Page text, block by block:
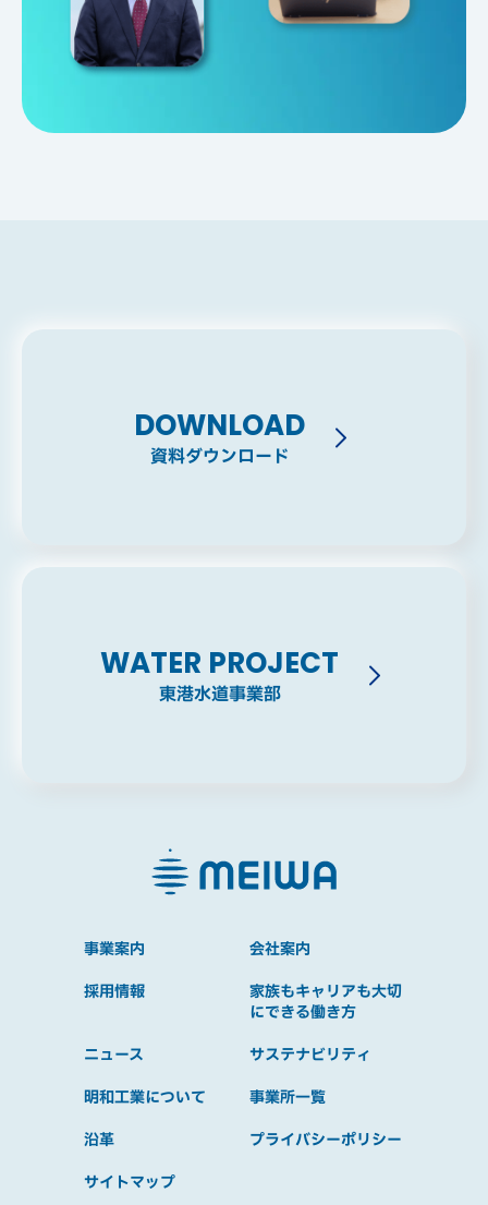
DOWNLOAD
資料ダウンロード
WATER PROJECT
東港水道事業部
事業案内
会社案内
採用情報
家族もキャリアも大切
にできる働き方
ニュース
サステナビリティ
明和工業について
事業所一覧
沿革
プライバシーポリシー
サイトマップ